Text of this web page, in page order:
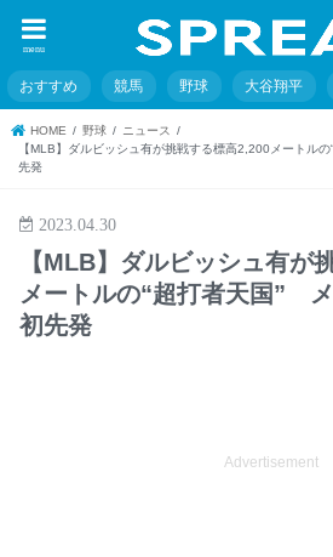
menu
おすすめ 競馬 野球 大谷翔平
HOME 野球
ニュース
【MLB】ダルビッシュ有が挑戦する標高2,200メートル
先発
2023.04.30
【MLB】ダルビッシュ有が
メートルの“超打者天国”
初先発
Advertisement